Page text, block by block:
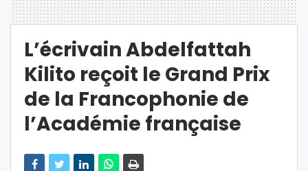
L’écrivain Abdelfattah
Kilito reçoit le Grand Prix
de la Francophonie de
l’Académie française